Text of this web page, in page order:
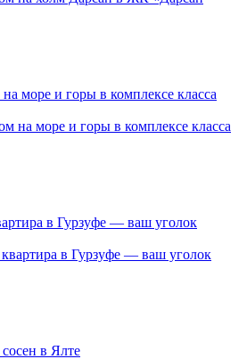
море и горы в комплексе класса
в Гурзуфе — ваш уголок
в Ялте